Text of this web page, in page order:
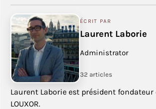
ÉCRIT PAR
Laurent Laborie
Administrator
32 articles
Laurent Laborie est président fondateur
LOUXOR.